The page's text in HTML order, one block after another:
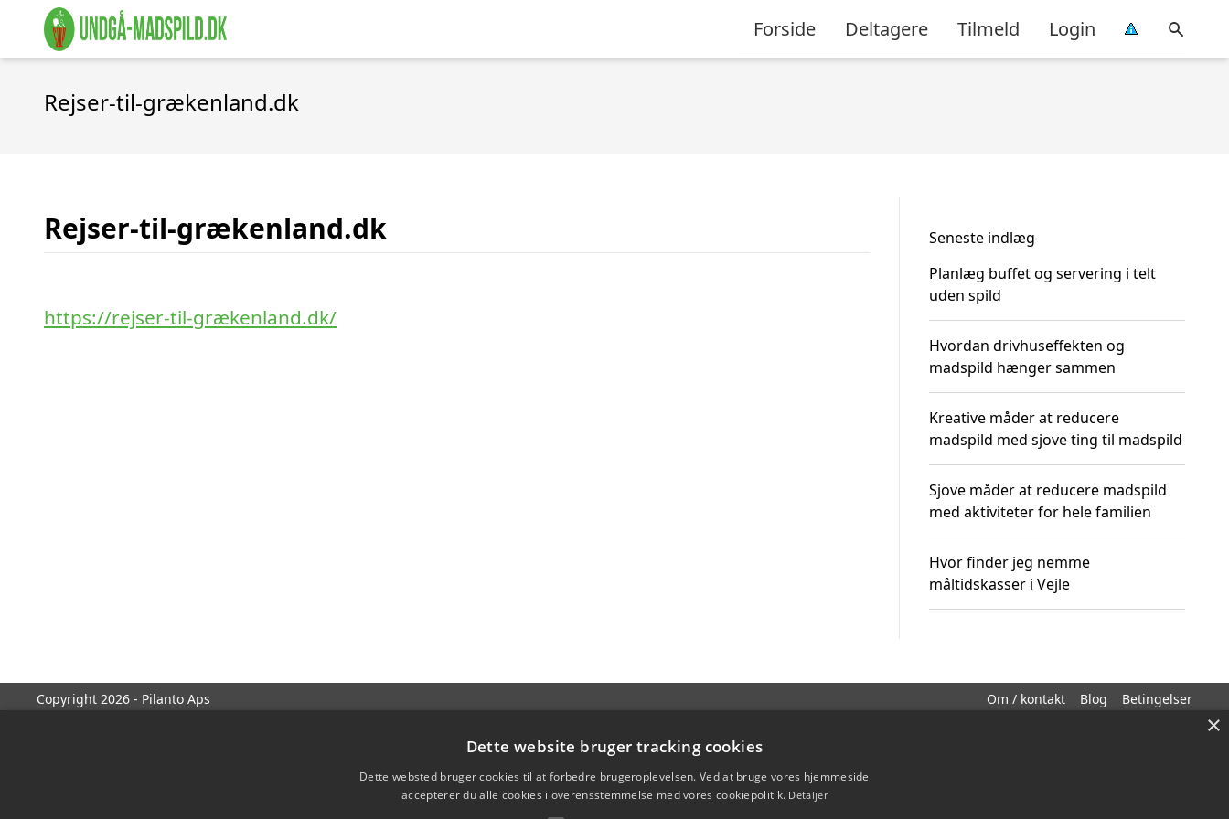
Forside Deltagere Tilmeld Login
Rejser-til-grækenland.dk
Rejser-til-grækenland.dk
https://rejser-til-grækenland.dk/
Seneste indlæg
Planlæg buffet og servering i telt
uden spild
Hvordan drivhuseffekten og
madspild hænger sammen
Kreative måder at reducere
madspild med sjove ting til madspild
Sjove måder at reducere madspild
med aktiviteter for hele familien
Hvor finder jeg nemme
måltidskasser i Vejle
Copyright 2026 - Pilanto Aps Om / kontakt Blog Betingelser
×
Dette website bruger tracking cookies
Dette websted bruger cookies til at forbedre brugeroplevelsen. Ved at bruge vores hjemmeside
accepterer du alle cookies i overensstemmelse med vores cookiepolitik. Detaljer